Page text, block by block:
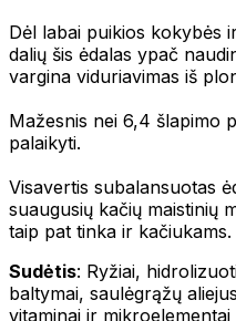
Dėl labai puikios kokybės
dalių šis ėdalas ypač
vargina viduriavimas iš
Mažesnis nei 6,4 šlapimo
palaikyti.
Visavertis subalansuotas
suaugusių kačių maistinių
taip pat tinka ir kačiukams.
Sudėtis: Ryžiai,
baltymai, saulėgrąžų
vitaminai ir